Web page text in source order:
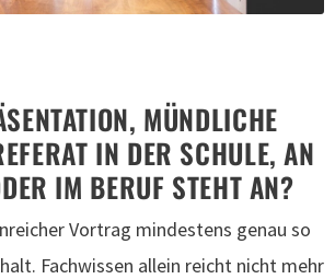
MÜNDLICHE
IN DER SCHULE, AN
IM BERUF STEHT AN?
Vortrag mindestens genau so
Fachwissen allein reicht nicht mehr